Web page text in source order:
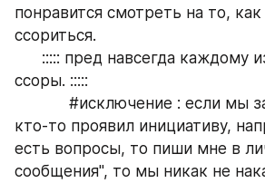
понравится смотреть на то,
ссориться.
::::: пред навсегда каждому
ссоры. :::::
#исключение : если мы
кто-то проявил инициативу,
есть вопросы, то пиши мне в
сообщения", то мы никак не